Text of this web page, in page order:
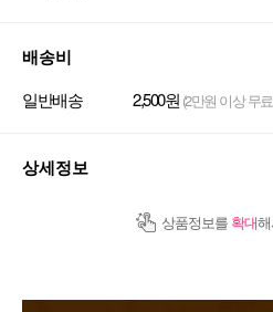
배송비
일반배송 2,500원 (2만원 이상 무
상세정보
상품정보를 확대